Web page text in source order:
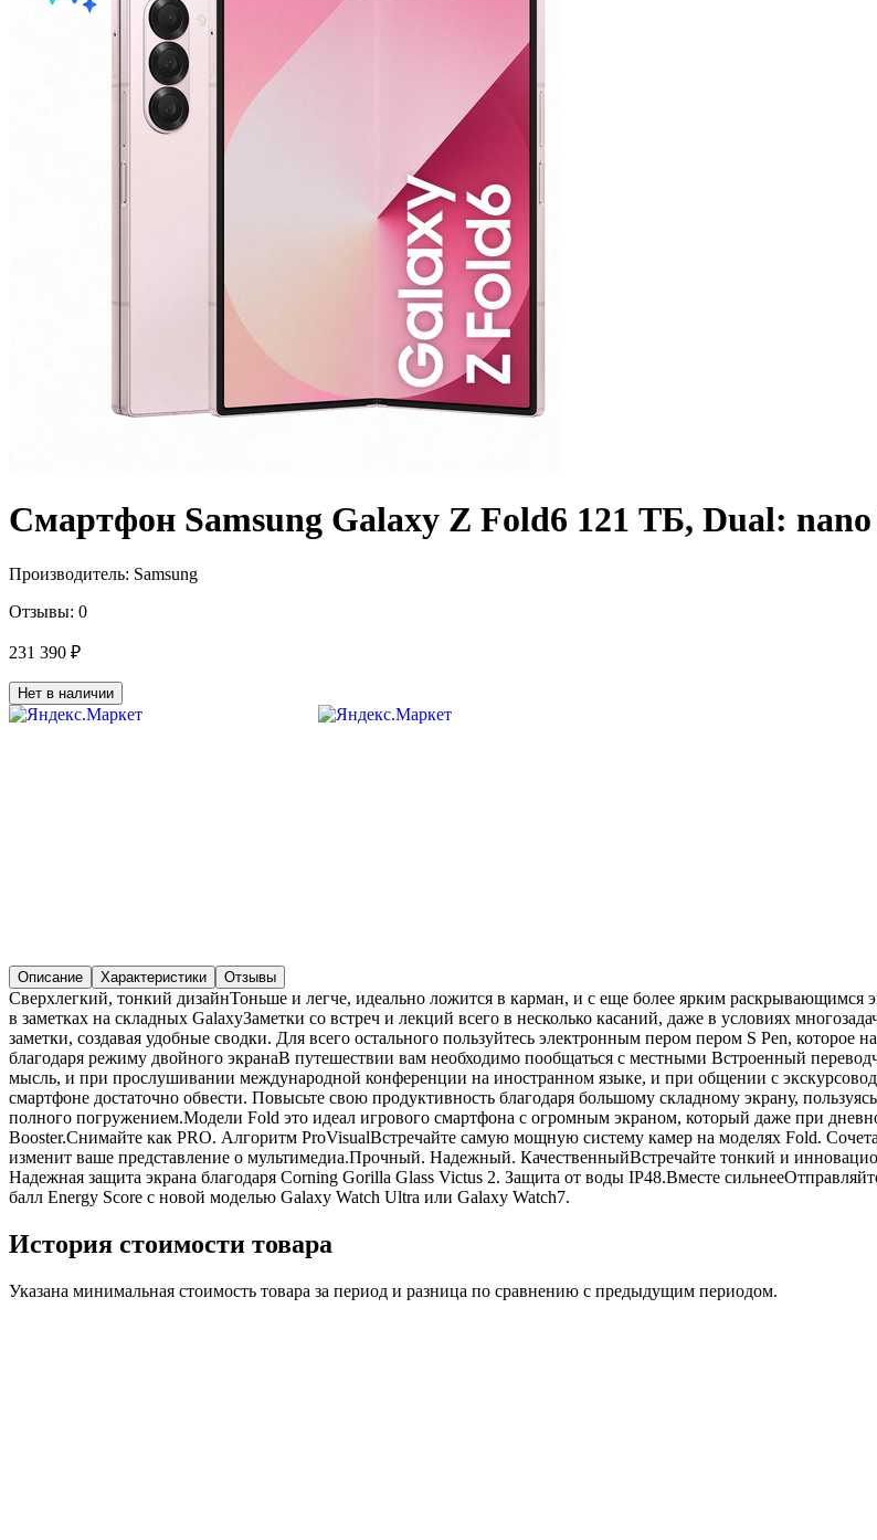
Смартфон Samsung Galaxy Z Fold6 121 ТБ, Dual:
Производитель: Samsung
Отзывы: 0
231 390 ₽
Нет в наличии
Описание Характеристики Отзывы
Сверхлегкий, тонкий дизайнТоньше и легче, идеально ложится в карман, и с еще более ярким раскрывающимся
в заметках на складных GalaxyЗаметки со встреч и лекций всего в несколько касаний, даже в условиях
заметки, создавая удобные сводки. Для всего остального пользуйтесь электронным пером пером S Pen,
благодаря режиму двойного экранаВ путешествии вам необходимо пообщаться с местными Встроенный
мысль, и при прослушивании международной конференции на иностранном языке, и при общении с
смартфоне достаточно обвести. Повысьте свою продуктивность благодаря большому складному экрану,
полного погружением.Модели Fold это идеал игрового смартфона с огромным экраном, который даже при
Booster.Снимайте как PRO. Алгоритм ProVisualВстречайте самую мощную систему камер на моделях Fold.
изменит ваше представление о мультимедиа.Прочный. Надежный. КачественныйВстречайте тонкий и
Надежная защита экрана благодаря Corning Gorilla Glass Victus 2. Защита от воды IP48.Вместе
балл Energy Score с новой моделью Galaxy Watch Ultra или Galaxy Watch7.
История стоимости товара
Указана минимальная стоимость товара за период и разница по сравнению с предыдущим периодом.